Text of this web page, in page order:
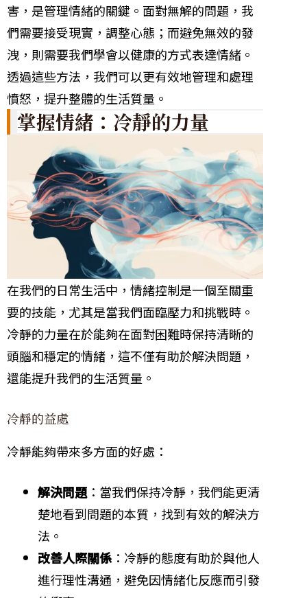
害，是管理情緒的關鍵。面對無解的問題，我
們需要接受現實，調整心態；而避免無效的發
洩，則需要我們學會以健康的方式表達情緒。
透過這些方法，我們可以更有效地管理和處理
憤怒，提升整體的生活質量。
掌握情緒：冷靜的力量
在我們的日常生活中，情緒控制是一個至關重
要的技能，尤其是當我們面臨壓力和挑戰時。
冷靜的力量在於能夠在面對困難時保持清晰的
頭腦和穩定的情緒，這不僅有助於解決問題，
還能提升我們的生活質量。
冷靜的益處
冷靜能夠帶來多方面的好處：
解決問題：當我們保持冷靜，我們能更清
楚地看到問題的本質，找到有效的解決方
法。
改善人際關係：冷靜的態度有助於與他人
進行理性溝通，避免因情緒化反應而引發